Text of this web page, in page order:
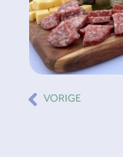
Vorige
VORIGE